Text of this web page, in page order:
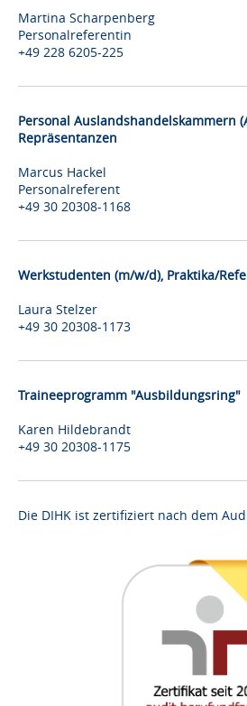
Martina Scharpenberg
Personalreferentin
+49 228 6205-225
Personal Auslandshandelskammern
Repräsentanzen
Marcus Hackel
Personalreferent
+49 30 20308-1168
Werkstudenten (m/w/d), Praktika/
Laura Stelzer
+49 30 20308-1173
Traineeprogramm "Ausbildungsring"
Karen Hildebrandt
+49 30 20308-1175
Die DIHK ist zertifiziert nach dem